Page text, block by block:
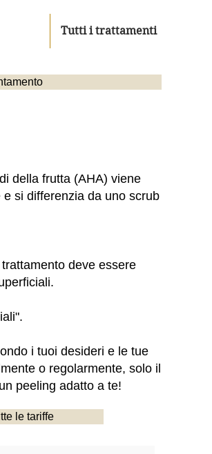
Tutti i trattamenti
della frutta (AHA) viene
si differenzia da uno scrub
deve essere
i tuoi desideri e le tue
o regolarmente, solo il
peeling adatto a te!
le tariffe